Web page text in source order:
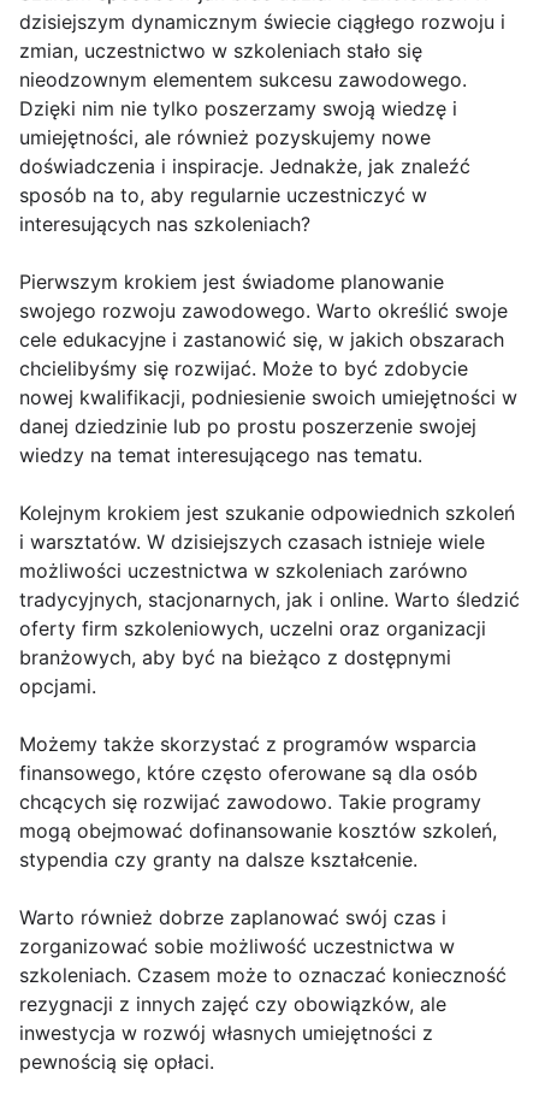
dzisiejszym dynamicznym świecie ciągłego rozwoju i
zmian, uczestnictwo w szkoleniach stało się
nieodzownym elementem sukcesu zawodowego.
Dzięki nim nie tylko poszerzamy swoją wiedzę i
umiejętności, ale również pozyskujemy nowe
doświadczenia i inspiracje. Jednakże, jak znaleźć
sposób na to, aby regularnie uczestniczyć w
interesujących nas szkoleniach?
Pierwszym krokiem jest świadome planowanie
swojego rozwoju zawodowego. Warto określić swoje
cele edukacyjne i zastanowić się, w jakich obszarach
chcielibyśmy się rozwijać. Może to być zdobycie
nowej kwalifikacji, podniesienie swoich umiejętności w
danej dziedzinie lub po prostu poszerzenie swojej
wiedzy na temat interesującego nas tematu.
Kolejnym krokiem jest szukanie odpowiednich szkoleń
i warsztatów. W dzisiejszych czasach istnieje wiele
możliwości uczestnictwa w szkoleniach zarówno
tradycyjnych, stacjonarnych, jak i online. Warto śledzić
oferty firm szkoleniowych, uczelni oraz organizacji
branżowych, aby być na bieżąco z dostępnymi
opcjami.
Możemy także skorzystać z programów wsparcia
finansowego, które często oferowane są dla osób
chcących się rozwijać zawodowo. Takie programy
mogą obejmować dofinansowanie kosztów szkoleń,
stypendia czy granty na dalsze kształcenie.
Warto również dobrze zaplanować swój czas i
zorganizować sobie możliwość uczestnictwa w
szkoleniach. Czasem może to oznaczać konieczność
rezygnacji z innych zajęć czy obowiązków, ale
inwestycja w rozwój własnych umiejętności z
pewnością się opłaci.